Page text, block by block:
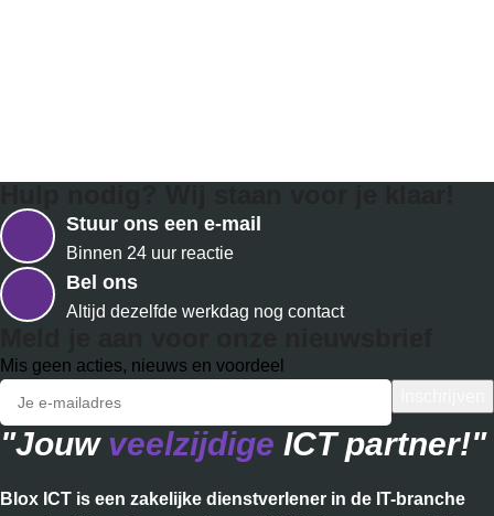
Stuur ons een e-mail
Binnen 24 uur reactie
Bel ons
Altijd dezelfde werkdag nog contact
Mis geen acties, nieuws en voordeel
"Jouw veelzijdige ICT partner!"
Blox ICT is een zakelijke dienstverlener in de IT-branche